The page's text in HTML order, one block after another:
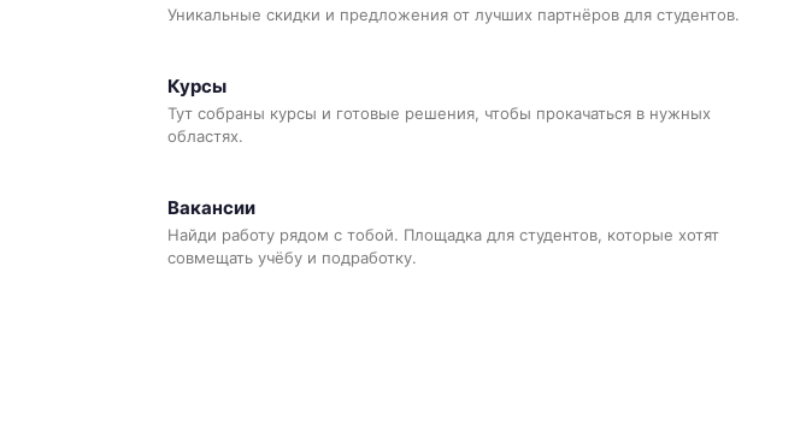
Уникальные скидки и предложения от лучших партнёров для студентов.
Курсы
Тут собраны курсы и готовые решения, чтобы прокачаться в нужных
областях.
Вакансии
Найди работу рядом с тобой. Площадка для студентов, которые хотят
совмещать учёбу и подработку.